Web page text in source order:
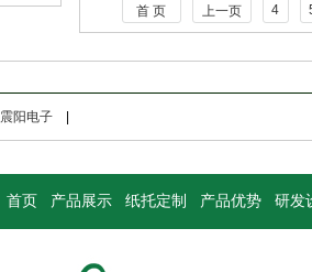
首 页 上一页 4
震阳电子
首页 产品展示 纸托定制 产品优势 研发